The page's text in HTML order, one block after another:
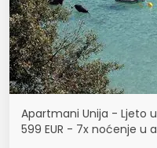
Apartmani Unija - Ljeto
599 EUR - 7x noćenje u